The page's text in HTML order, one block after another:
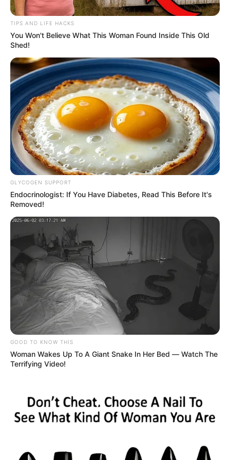
LOTERÍA DEL TOLIMA
El talento empresarial del Tolima
superó todas las expectativas: “Tu
Empresa Está de Suerte” reconocerá a
12 ganadores
MATRÍCULA MERCANTIL
¡Pilas! Queda poco tiempo
para renovar la matrícula
NOTICIAS DE IBAGUÉ
Cámara de Comercio de
Ibagué consolida la ruta
integral de
emprendimiento para el
periodo 2025-2029
IBAGUÉ
emprendimiento y la
atención empresarial en
Ibagué
EMPRESARIOS
TIPS AND LIFE HACKS
You Won't Believe What This Woman Found Inside This Old
Shed!
GLYCOGEN SUPPORT
Endocrinologist: If You Have Diabetes, Read This Before It's
Removed!
GOOD TO KNOW THIS
Woman Wakes Up To A Giant Snake In Her Bed — Watch The
Terrifying Video!